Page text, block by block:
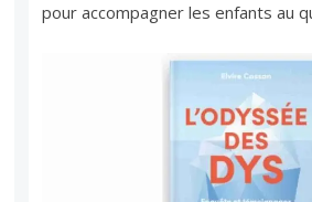
pour accompagner les enfants au